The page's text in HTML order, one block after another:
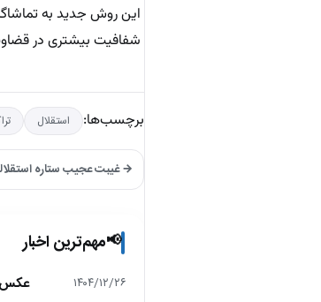
این روش جدید به
شفافیت بیشتری در
برچسب‌ها: استقلال
→ غیبت عجیب ستاره
📢مهم‌ترین اخبار
۱۴۰۴/۱۲/۲۶ عکس|